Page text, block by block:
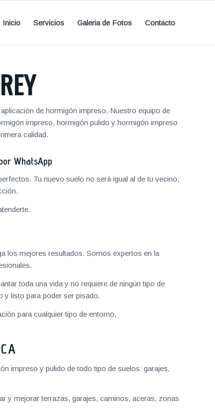
Inicio Servicios Galeria de Fotos Contacto
de hormigón impreso. Nuestro equipo de
impreso, hormigón pulido y hormigón impreso
calidad.
WhatsApp
Tu nuevo suelo no será igual al de tu vecino,
los mejores resultados. Somos expertos en la
toda una vida y no requiere de ningún tipo de
y listo para poder ser pisado.
para cualquier tipo de entorno.
impreso y pulido de todo tipo de suelos: garajes,
y mejorar terrazas, garajes, caminos, aceras, zonas